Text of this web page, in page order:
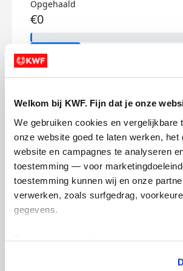
Welkom bij KWF. Fijn dat je onze
We gebruiken cookies en vergelijkbare
onze website goed te laten werken, het
website en campagnes te analyseren
toestemming — voor
toestemming kunnen wij en onze
verwerken, zoals surfgedrag,
gegevens.
tonen. Je kunt je toestemming op elk
Opgehaald
€0
Doneer